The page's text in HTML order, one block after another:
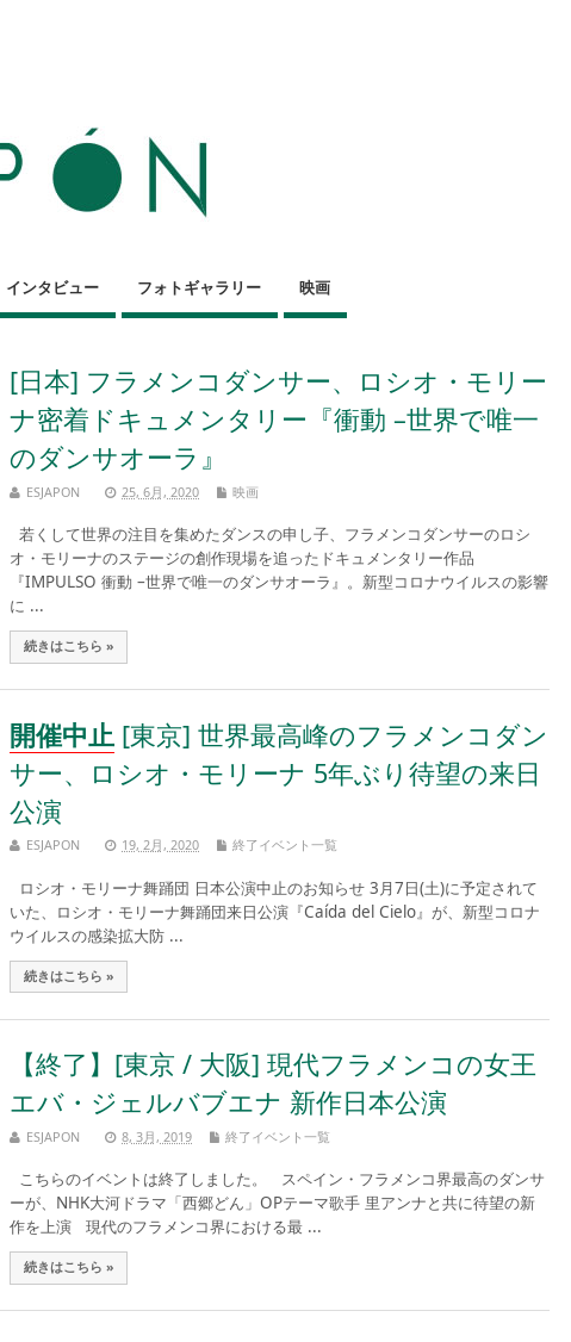
インタビュー フォトギャラリー 映画
[日本] フラメンコダンサー、ロシオ・モリー
ナ密着ドキュメンタリー『衝動 –世界で唯一
のダンサオーラ』
ESJAPON 25, 6月, 2020 映画
若くして世界の注目を集めたダンスの申し子、フラメンコダンサーのロシ
オ・モリーナのステージの創作現場を追ったドキュメンタリー作品
『IMPULSO 衝動 –世界で唯一のダンサオーラ』。新型コロナウイルスの影響
に ...
続きはこちら »
開催中止 [東京] 世界最高峰のフラメンコダン
サー、ロシオ・モリーナ 5年ぶり待望の来日
公演
ESJAPON 19, 2月, 2020 終了イベント一覧
ロシオ・モリーナ舞踊団 日本公演中止のお知らせ 3月7日(土)に予定されて
いた、ロシオ・モリーナ舞踊団来日公演『Caída del Cielo』が、新型コロナ
ウイルスの感染拡大防 ...
続きはこちら »
【終了】[東京 / 大阪] 現代フラメンコの女王
エバ・ジェルバブエナ 新作日本公演
ESJAPON 8, 3月, 2019 終了イベント一覧
こちらのイベントは終了しました。 スペイン・フラメンコ界最高のダンサ
ーが、NHK大河ドラマ「西郷どん」OPテーマ歌手 里アンナと共に待望の新
作を上演 現代のフラメンコ界における最 ...
続きはこちら »